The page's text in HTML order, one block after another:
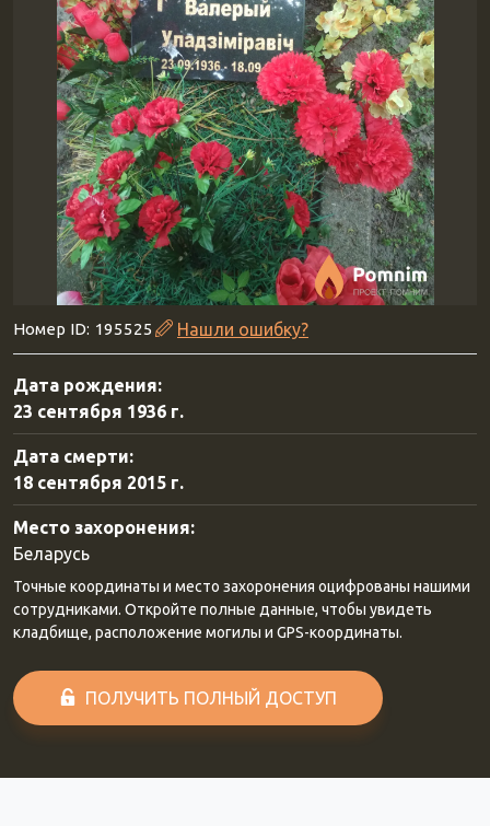
Номер ID: 195525 Нашли ошибку?
Дата рождения:
23 сентября 1936 г.
Дата смерти:
18 сентября 2015 г.
Место захоронения:
Беларусь
Точные координаты и место захоронения оцифрованы нашими
сотрудниками. Откройте полные данные, чтобы увидеть
кладбище, расположение могилы и GPS-координаты.
ПОЛУЧИТЬ ПОЛНЫЙ ДОСТУП